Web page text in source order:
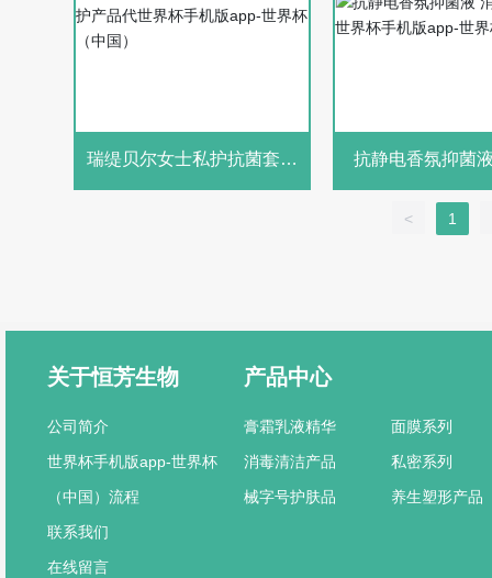
瑞缇贝尔女士私护抗菌套盒
抗静电香氛抑菌液 消毒
杯（中国
< 1
关于恒芳生物
公司简介
世界杯手机版app-世界杯
（中国）流程
联系我们
在线留言
产品中心
膏霜乳液精华
消毒清洁产品
械字号护肤品
面膜系列
私密系列
养生塑形产品